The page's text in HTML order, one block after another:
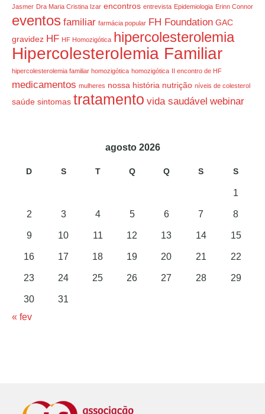
Jasmer Dra Maria Cristina Izar encontros entrevista Epidemiologia Erinn Connor
eventos familiar farmácia popular FH Foundation GAC
gravidez HF HF Homozigótica hipercolesterolemia
Hipercolesterolemia Familiar
hipercolesterolemia familiar homozigótica homozigótica II encontro de HF
medicamentos mulheres nossa história nutrição níveis de colesterol
saúde sintomas tratamento vida saudável webinar
agosto 2026
D S T Q Q S S
1
2 3 4 5 6 7 8
9 10 11 12 13 14 15
16 17 18 19 20 21 22
23 24 25 26 27 28 29
30
31
« fev